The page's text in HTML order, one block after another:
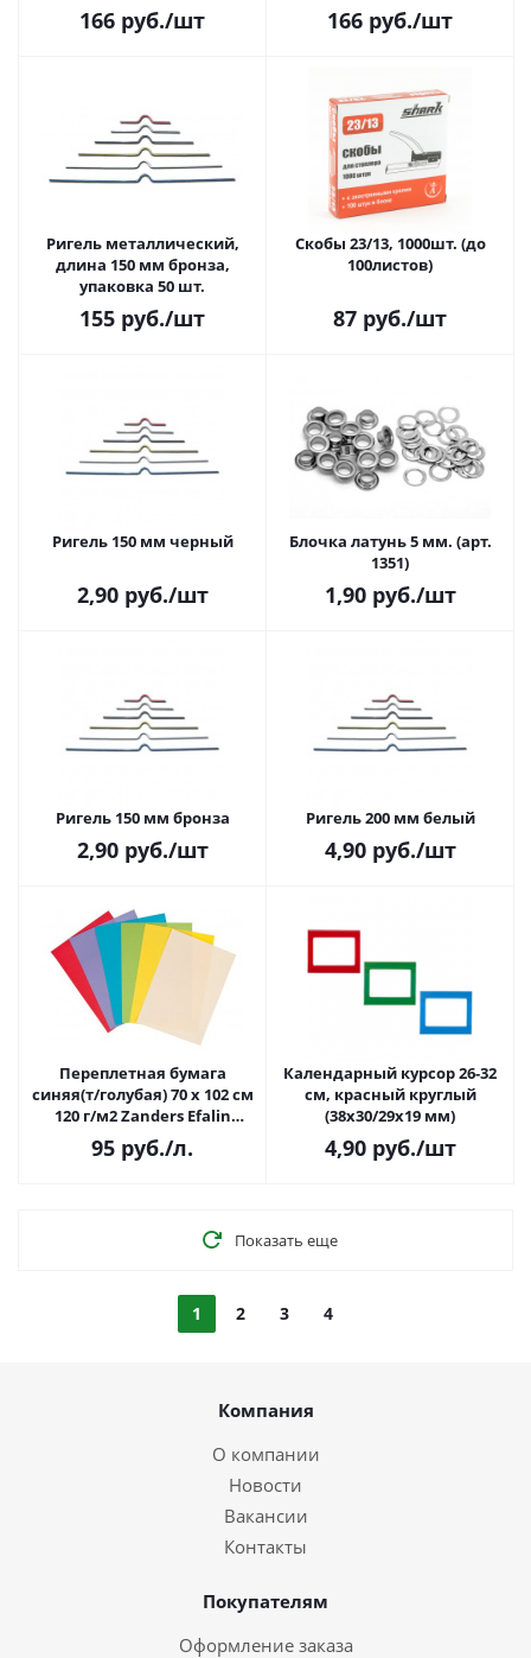
166 руб./шт 166 руб./шт
Ригель металлический,
длина 150 мм бронза,
упаковка 50 шт.
155 руб./шт
Скобы 23/13, 1000шт. (до
100листов)
87 руб./шт
Ригель 150 мм черный
2,90руб./шт
Блочка латунь 5 мм. (арт.
1351)
1,90руб./шт
Ригель 150 мм бронза
2,90руб./шт
Ригель 200 мм белый
4,90руб./шт
Переплетная бумага
синяя(т/голубая) 70 х 102 см
120 г/м2 Zanders Efalin
(тонкий лен, 1 лист, арт. 114)
95 руб./л.
Календарный курсор 26-32
см, красный круглый
(38х30/29х19 мм)
4,90руб./шт
Показать еще
1 2 3 4
Компания
О компании
Новости
Вакансии
Контакты
Покупателям
Оформление заказа